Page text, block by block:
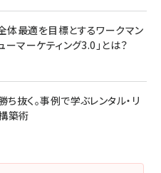
体最適を目標とするワークマン
ーマーケティング3.0」とは？
抜く。事例で学ぶレンタル・リ
築術